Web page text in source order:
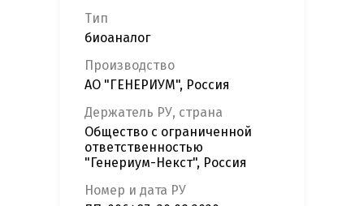
Тип
биоаналог
Производство
АО "ГЕНЕРИУМ", Россия
Держатель РУ, страна
Общество с ограниченной
ответственностью
"Генериум-Некст", Россия
Номер и дата РУ